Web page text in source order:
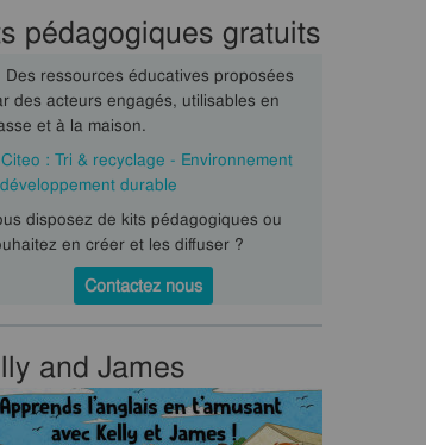
pédagogiques gratuits
Des ressources éducatives proposées
des acteurs engagés, utilisables en
et à la maison.
Citeo : Tri & recyclage - Environnement
durable
disposez de kits pédagogiques ou
en créer et les diffuser ?
Contactez nous
and James